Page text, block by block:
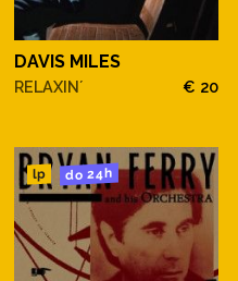
DAVIS MILES
RELAXIN´ € 20
lp do 24h